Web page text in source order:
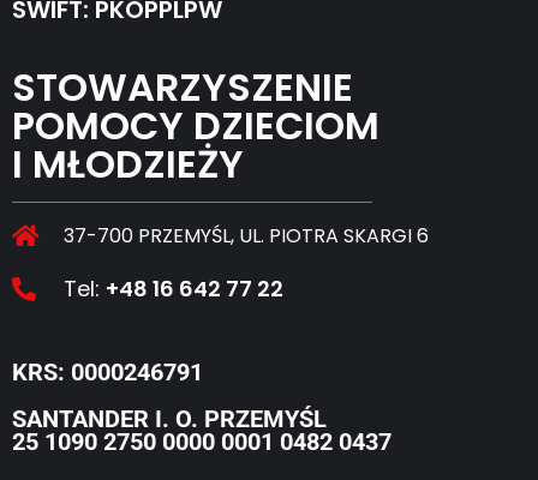
SWIFT: PKOPPLPW
STOWARZYSZENIE
POMOCY DZIECIOM
I MŁODZIEŻY
37-700 PRZEMYŚL, UL. PIOTRA SKARGI 6
Tel: +48 16 642 77 22
KRS: 0000246791
SANTANDER I. O. PRZEMYŚL
25 1090 2750 0000 0001 0482 0437